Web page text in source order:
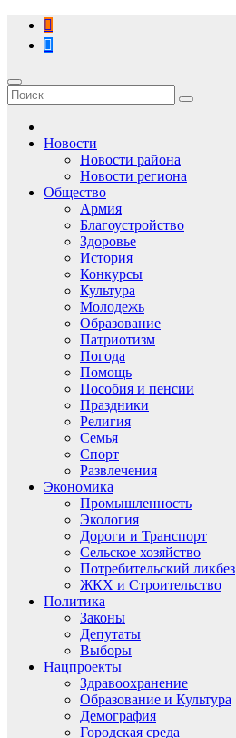
Перейти
содержимому
Новости
Новости района
Новости региона
Общество
Армия
Благоустройство
Здоровье
История
Конкурсы
Культура
Молодежь
Образование
Патриотизм
Погода
Помощь
Пособия и пенсии
Праздники
Религия
Семья
Спорт
Развлечения
Экономика
Промышленность
Экология
Дороги и Транспорт
Сельское хозяйство
Потребительский ликбез
ЖКХ и Строительство
Политика
Законы
Депутаты
Выборы
Нацпроекты
Здравоохранение
Образование и Культура
Демография
Городская среда